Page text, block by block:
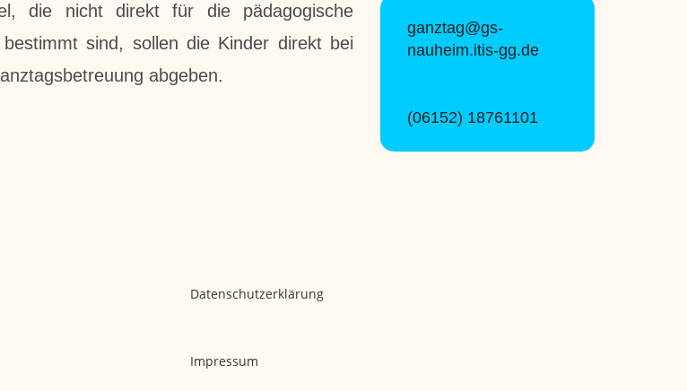
die nicht direkt für die pädagogische
sind, sollen die Kinder direkt bei
abgeben.
ganztag@gs-
nauheim.itis-gg.de
(06152) 18761101
Datenschutzerklärung
Impressum